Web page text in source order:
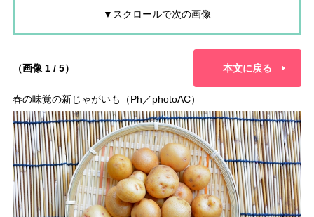
▼スクロールで次の画像
（画像 1 / 5） 本文に戻る
春の味覚の新じゃがいも（Ph／photoAC）